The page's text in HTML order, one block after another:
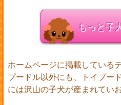
もっと子
ホームページに掲載している
プードル以外にも、トイプー
には沢山の子犬が産まれていお